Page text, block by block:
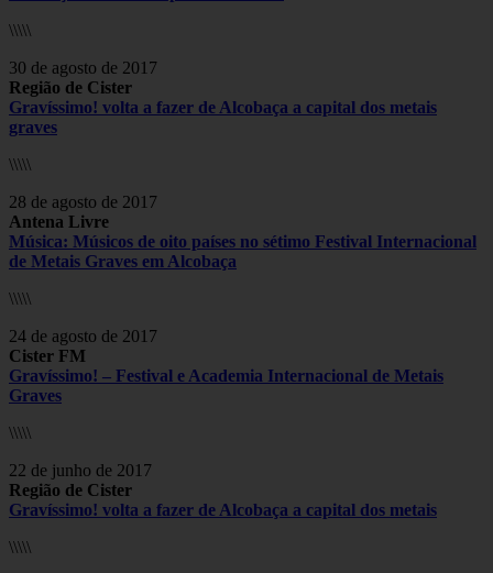
\\\\\
30 de agosto de 2017
Região de Cister
Gravíssimo! volta a fazer de Alcobaça a capital dos metais
graves
\\\\\
28 de agosto de 2017
Antena Livre
Música: Músicos de oito países no sétimo Festival Internacional
de Metais Graves em Alcobaça
\\\\\
24 de agosto de 2017
Cister FM
Gravíssimo! – Festival e Academia Internacional de Metais
Graves
\\\\\
22 de junho de 2017
Região de Cister
Gravíssimo! volta a fazer de Alcobaça a capital dos metais
\\\\\